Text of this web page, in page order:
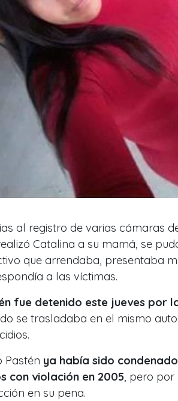
al registro de varias cámaras
Catalina a su mamá, se
que arrendaba, presentaba
a las víctimas.
fue detenido este jueves por
se trasladaba en el mismo
Pastén ya había sido
con violación en 2005, pero por
en su pena.